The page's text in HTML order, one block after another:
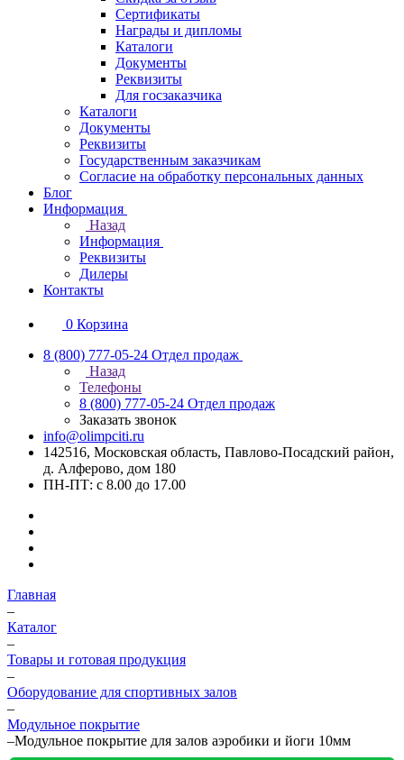
Сертификаты
Награды и дипломы
Каталоги
Документы
Реквизиты
Для госзаказчика
Каталоги
Документы
Реквизиты
Государственным заказчикам
Согласие на обработку персональных данных
Блог
Информация
Назад
Информация
Реквизиты
Дилеры
Контакты
0 Корзина
8 (800) 777-05-24 Отдел продаж
Назад
Телефоны
8 (800) 777-05-24 Отдел продаж
Заказать звонок
info@olimpciti.ru
142516, Московская область, Павлово-Посадский район,
д. Алферово, дом 180
ПН-ПТ: с 8.00 до 17.00
Главная
–
Каталог
–
Товары и готовая продукция
–
Оборудование для спортивных залов
–
Модульное покрытие
–Модульное покрытие для залов аэробики и йоги 10мм